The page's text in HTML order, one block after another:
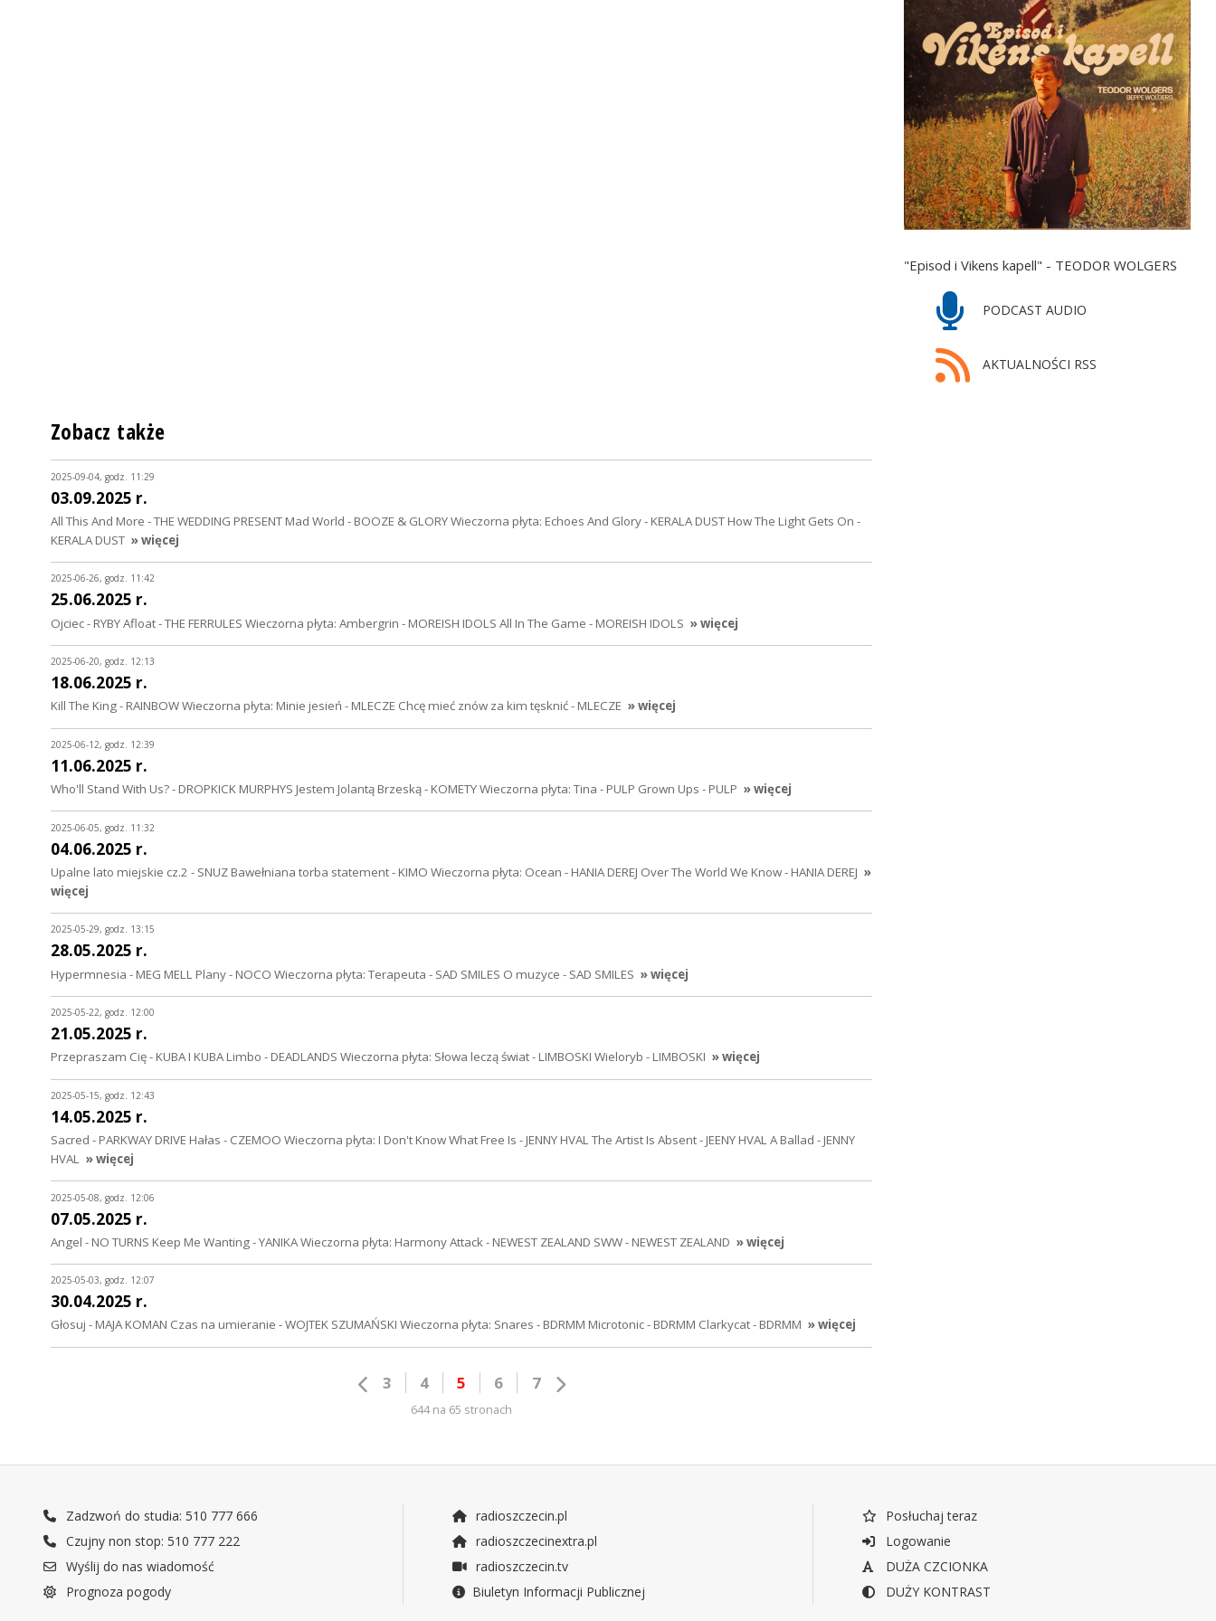
"Episod i Vikens kapell" - TEODOR WOLGERS
PODCAST AUDIO
AKTUALNOŚCI RSS
Zobacz także
2025-09-04, godz. 11:29
03.09.2025 r.
All This And More - THE WEDDING PRESENT Mad World - BOOZE & GLORY Wieczorna płyta: Echoes And Glory - KERALA DUST How The Light Gets On -
KERALA DUST » więcej
2025-06-26, godz. 11:42
25.06.2025 r.
Ojciec - RYBY Afloat - THE FERRULES Wieczorna płyta: Ambergrin - MOREISH IDOLS All In The Game - MOREISH IDOLS » więcej
2025-06-20, godz. 12:13
18.06.2025 r.
Kill The King - RAINBOW Wieczorna płyta: Minie jesień - MLECZE Chcę mieć znów za kim tęsknić - MLECZE » więcej
2025-06-12, godz. 12:39
11.06.2025 r.
Who'll Stand With Us? - DROPKICK MURPHYS Jestem Jolantą Brzeską - KOMETY Wieczorna płyta: Tina - PULP Grown Ups - PULP » więcej
2025-06-05, godz. 11:32
04.06.2025 r.
Upalne lato miejskie cz.2 - SNUZ Bawełniana torba statement - KIMO Wieczorna płyta: Ocean - HANIA DEREJ Over The World We Know - HANIA DEREJ »
więcej
2025-05-29, godz. 13:15
28.05.2025 r.
Hypermnesia - MEG MELL Plany - NOCO Wieczorna płyta: Terapeuta - SAD SMILES O muzyce - SAD SMILES » więcej
2025-05-22, godz. 12:00
21.05.2025 r.
Przepraszam Cię - KUBA I KUBA Limbo - DEADLANDS Wieczorna płyta: Słowa leczą świat - LIMBOSKI Wieloryb - LIMBOSKI » więcej
2025-05-15, godz. 12:43
14.05.2025 r.
Sacred - PARKWAY DRIVE Hałas - CZEMOO Wieczorna płyta: I Don't Know What Free Is - JENNY HVAL The Artist Is Absent - JEENY HVAL A Ballad - JENNY
HVAL » więcej
2025-05-08, godz. 12:06
07.05.2025 r.
Angel - NO TURNS Keep Me Wanting - YANIKA Wieczorna płyta: Harmony Attack - NEWEST ZEALAND SWW - NEWEST ZEALAND » więcej
2025-05-03, godz. 12:07
30.04.2025 r.
Głosuj - MAJA KOMAN Czas na umieranie - WOJTEK SZUMAŃSKI Wieczorna płyta: Snares - BDRMM Microtonic - BDRMM Clarkycat - BDRMM » więcej
3 4 5 6 7
644 na 65 stronach
Zadzwoń do studia: 510 777 666
Czujny non stop: 510 777 222
Wyślij do nas wiadomość
Prognoza pogody
radioszczecin.pl
radioszczecinextra.pl
radioszczecin.tv
Biuletyn Informacji Publicznej
Posłuchaj teraz
Logowanie
DUŻA CZCIONKA
DUŻY KONTRAST